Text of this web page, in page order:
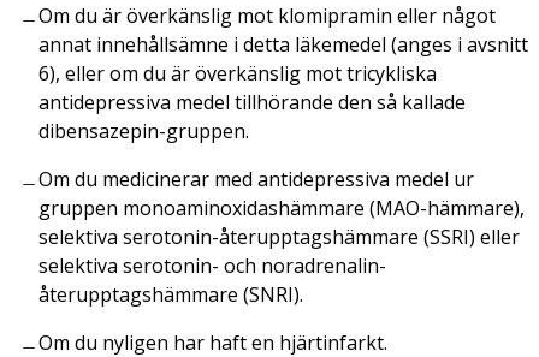
Om du är överkänslig mot klomipramin eller något
annat innehållsämne i detta läkemedel (anges i avsnitt
6), eller om du är överkänslig mot tricykliska
antidepressiva medel tillhörande den så kallade
dibensazepin-gruppen.
Om du medicinerar med antidepressiva medel ur
gruppen monoaminoxidashämmare (MAO-hämmare),
selektiva serotonin-återupptagshämmare (SSRI) eller
selektiva serotonin- och noradrenalin-
återupptagshämmare (SNRI).
Om du nyligen har haft en hjärtinfarkt.